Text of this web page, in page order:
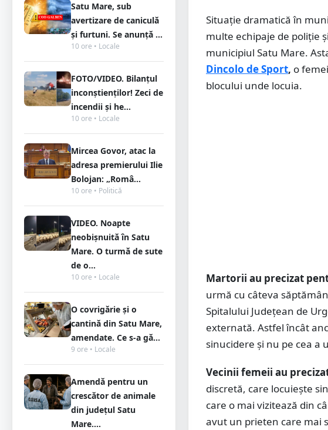
Satu Mare, sub
avertizare de caniculă
și furtuni. Se anunță ...
10 ore • Locale
FOTO/VIDEO. Bilanțul
inconștienților! Zeci de
incendii și he...
10 ore • Locale
Mircea Govor, atac la
adresa premierului Ilie
Bolojan: „Româ...
10 ore • Politică
VIDEO. Noapte
neobișnuită în Satu
Mare. O turmă de sute
de o...
10 ore • Locale
O covrigărie și o
cantină din Satu Mare,
amendate. Ce s-a gă...
9 ore • Locale
Amendă pentru un
crescător de animale
din județul Satu
Mare....
Situație dramatică în
multe echipaje de poliție
municipiul Satu Mare.
Dincolo de Sport, o
blocului unde locuia.
Martorii au precizat
urmă cu câteva
Spitalului Județean de
externată. Astfel încât
sinucidere și nu pe cea a
Vecinii femeii au
discretă, care locuiește
care o mai vizitează din
avut un prieten care mai